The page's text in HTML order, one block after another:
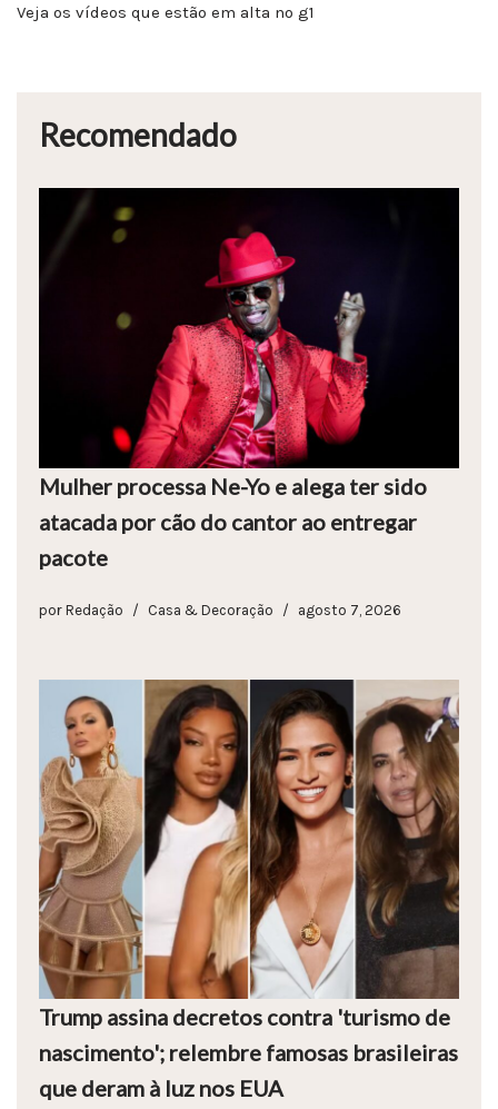
Veja os vídeos que estão em alta no g1
Recomendado
Mulher processa Ne-Yo e alega ter sido
atacada por cão do cantor ao entregar
pacote
por Redação Casa & Decoração agosto 7, 2026
Trump assina decretos contra 'turismo de
nascimento'; relembre famosas brasileiras
que deram à luz nos EUA